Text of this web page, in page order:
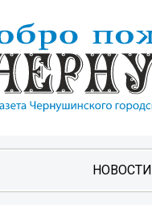
НОВОСТИ